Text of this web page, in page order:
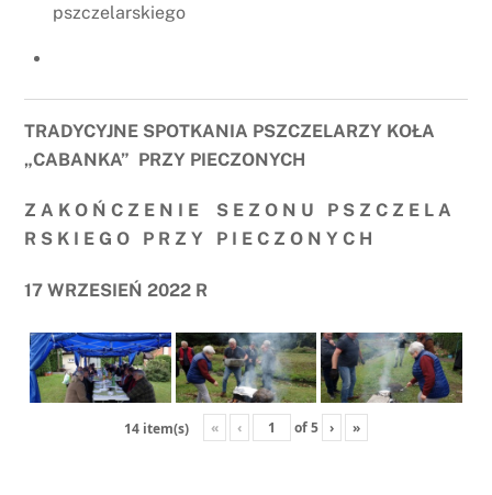
pszczelarskiego
TRADYCYJNE SPOTKANIA PSZCZELARZY KOŁA
„CABANKA” PRZY PIECZONYCH
Z A K O Ń C Z E N I E S E Z O N U P S Z C Z E L A
R S K I E G O P R Z Y P I E C Z O N Y C H
17 WRZESIEŃ 2022 R
14 item(s) « ‹ of5 › »